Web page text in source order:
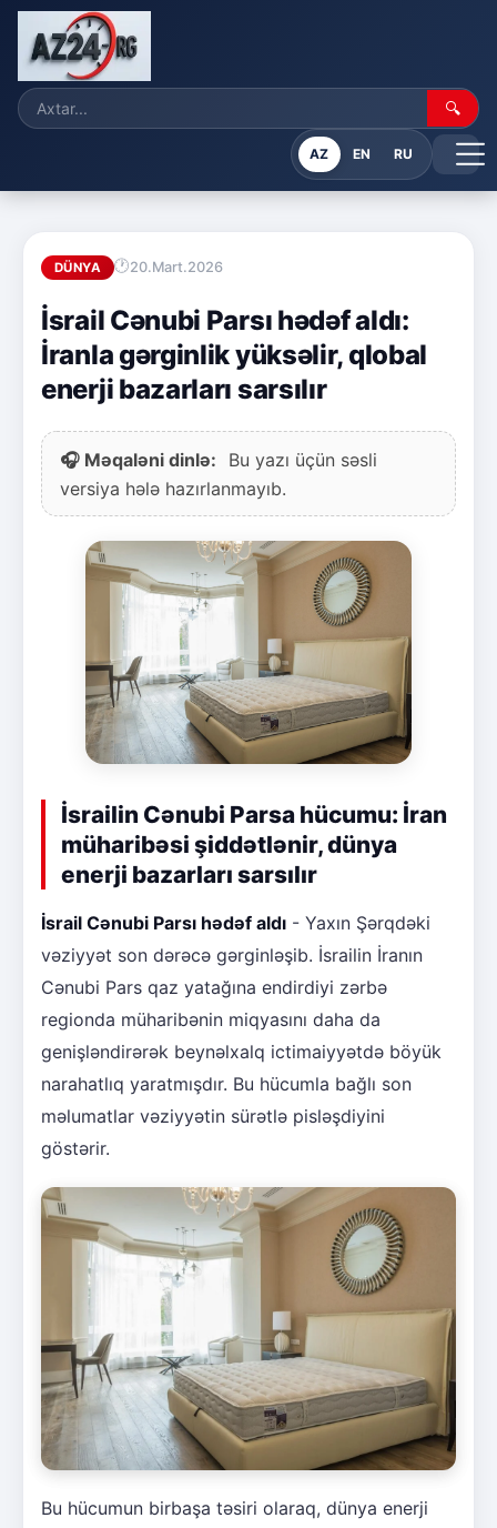
🔍
AZ EN RU
DÜNYA 20.Mart.2026
İsrail Cənubi Parsı hədəf aldı:
İranla gərginlik yüksəlir, qlobal
enerji bazarları sarsılır
🎧 Məqaləni dinlə:
Bu yazı üçün səsli
versiya hələ hazırlanmayıb.
İsrailin Cənubi Parsa hücumu: İran
müharibəsi şiddətlənir, dünya
enerji bazarları sarsılır
İsrail Cənubi Parsı hədəf aldı - Yaxın Şərqdəki
vəziyyət son dərəcə gərginləşib. İsrailin İranın
Cənubi Pars qaz yatağına endirdiyi zərbə
regionda müharibənin miqyasını daha da
genişləndirərək beynəlxalq ictimaiyyətdə böyük
narahatlıq yaratmışdır. Bu hücumla bağlı son
məlumatlar vəziyyətin sürətlə pisləşdiyini
göstərir.
Bu hücumun birbaşa təsiri olaraq, dünya enerji